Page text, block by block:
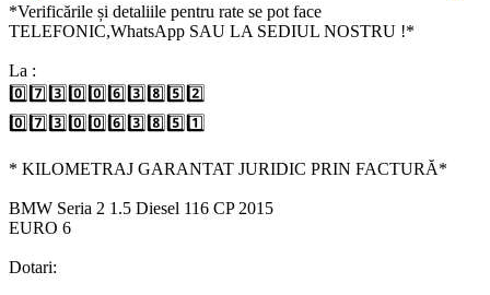
*Verificările și detaliile pentru rate se pot face
TELEFONIC,WhatsApp SAU LA SEDIUL NOSTRU !*
La :
0️⃣7️⃣3️⃣0️⃣0️⃣6️⃣3️⃣8️⃣5️⃣2️⃣
0️⃣7️⃣3️⃣0️⃣0️⃣6️⃣3️⃣8️⃣5️⃣1️⃣
* KILOMETRAJ GARANTAT JURIDIC PRIN FACTURĂ*
BMW Seria 2 1.5 Diesel 116 CP 2015
EURO 6
Dotari: